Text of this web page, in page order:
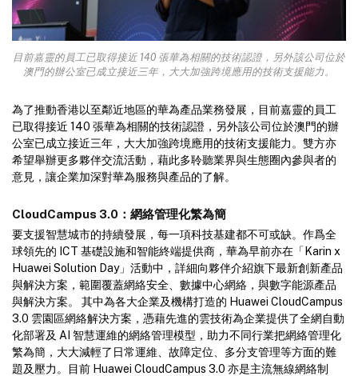
目前嘉靈的員工已取得接近 140 張華為相關的技術認證，另外該公司位於
澳門的辦公室已成立接近三年，大大加強跨境應用的技術支援能力。
為了推動香港以至鄰近地區的華為產品業務發展，目前嘉靈的員工
已取得接近 140 張華為相關的技術認證，另外該公司位於澳門的辦
公室已成立接近三年，大大加強跨境應用的技術支援能力。雙方亦
希望舉辦更多夥伴交流活動，藉此多聆聽業界與生態圈內參與者的
意見，讓企業加深對華為服務與產品的了解。
CloudCampus 3.0：網絡管理化繁為簡
要支援智慧城市的持續發展，每一項科技基建都不可或缺。作爲全
球領先的 ICT 基礎設施和智能終端提供商，華為早前亦在「Karin x
Huawei Solution Day」活動中，詳細向夥伴介紹旗下最新創新產品
與解決方案，範圍覆蓋網絡安全、數據中心網絡，與數字能源產品
與解決方案。 其中為各大企業及機構打造的 Huawei CloudCampus
3.0 雲園區網絡解決方案，憑藉先進的雲技術為企業提供了全網自動
化部署及 AI 智慧運維的網絡管理模型，助力不同行業把網絡管理化
繁為簡，大大減輕了日常運維、故障定位、多分支管理等方面的難
題及壓力。目前 Huawei CloudCampus 3.0 亦是主流無線網絡制